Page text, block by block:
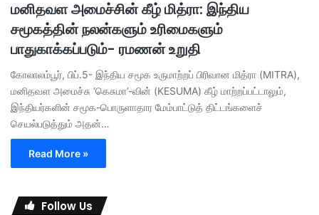
மனிதவள அமைச்சின் கீழ் மித்ரா: இந்திய
சமூகத்தின் நலன்களும் உரிமைகளும்
பாதுகாக்கப்படும்- ரமணன் உறுதி
கோலாலம்பூர், பிப்.5- இந்திய சமூக உருமாற்றப் பிரிவான மித்ரா (MITRA),
மனிதவள அமைச்சு ‘கெசுமா’-வின் (KESUMA) கீழ் மாற்றப்பட்டாலும்,
இந்தியர்களின் சமூக-பொருளாதார மேம்பாட்டுத் திட்டங்களைச்
செயல்படுத்தும் அதன்…
Read More »
Follow Us